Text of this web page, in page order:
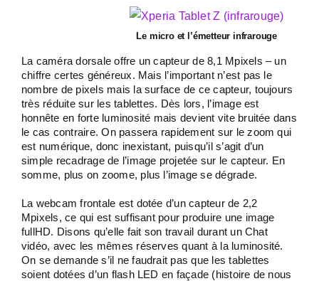
Le micro et l’émetteur infrarouge
La caméra dorsale offre un capteur de 8,1 Mpixels – un
chiffre certes généreux. Mais l’important n’est pas le
nombre de pixels mais la surface de ce capteur, toujours
très réduite sur les tablettes. Dès lors, l’image est
honnête en forte luminosité mais devient vite bruitée dans
le cas contraire. On passera rapidement sur le zoom qui
est numérique, donc inexistant, puisqu’il s’agit d’un
simple recadrage de l’image projetée sur le capteur. En
somme, plus on zoome, plus l’image se dégrade.
La webcam frontale est dotée d’un capteur de 2,2
Mpixels, ce qui est suffisant pour produire une image
fullHD. Disons qu’elle fait son travail durant un Chat
vidéo, avec les mêmes réserves quant à la luminosité.
On se demande s’il ne faudrait pas que les tablettes
soient dotées d’un flash LED en façade (histoire de nous